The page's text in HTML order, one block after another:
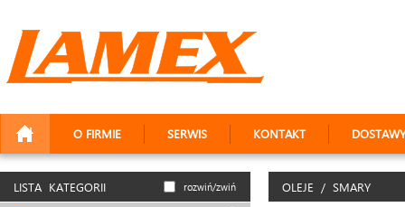
O FIRMIE SERWIS KONTAKT DOSTAWY
LISTA KATEGORII rozwiń/zwiń OLEJE / SMARY